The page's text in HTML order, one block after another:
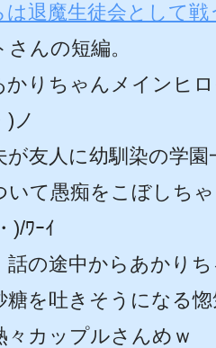
は退魔生徒会として戦
さんの短編。
かりちゃんメインヒ
)ノ
が友人に幼馴染の学
いて愚痴をこぼしちゃ
)/ﾜｰｲ
話の途中からあかり
糖を吐きそうになる惚
々カップルさんめｗ